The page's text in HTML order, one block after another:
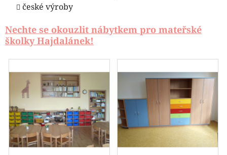
české výroby
Nechte se okouzlit nábytkem pro mateřské
školky Hajdalánek!